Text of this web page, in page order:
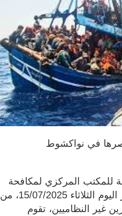
في نواكشوط
للمكتب المركزي لمكافحة
تهريب المهاجرين والاتجار بالبشر تمكت فجر اليوم الثلاثاء 15/07/2025، من
غير النظاميين، تقوم